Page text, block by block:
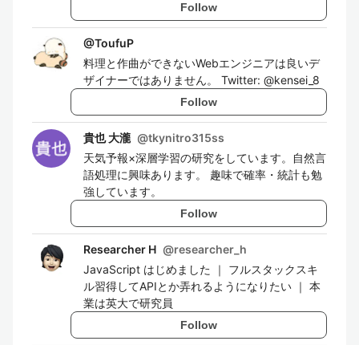
Follow
@ToufuP
料理と作曲ができないWebエンジニアは良いデ
ザイナーではありません。 Twitter: @kensei_8
Follow
貴也 大瀧 @tkynitro315ss
天気予報×深層学習の研究をしています。自然言
語処理に興味あります。 趣味で確率・統計も勉
強しています。
Follow
Researcher H @researcher_h
JavaScript はじめました ｜ フルスタックスキ
ル習得してAPIとか弄れるようになりたい ｜ 本
業は英大で研究員
Follow